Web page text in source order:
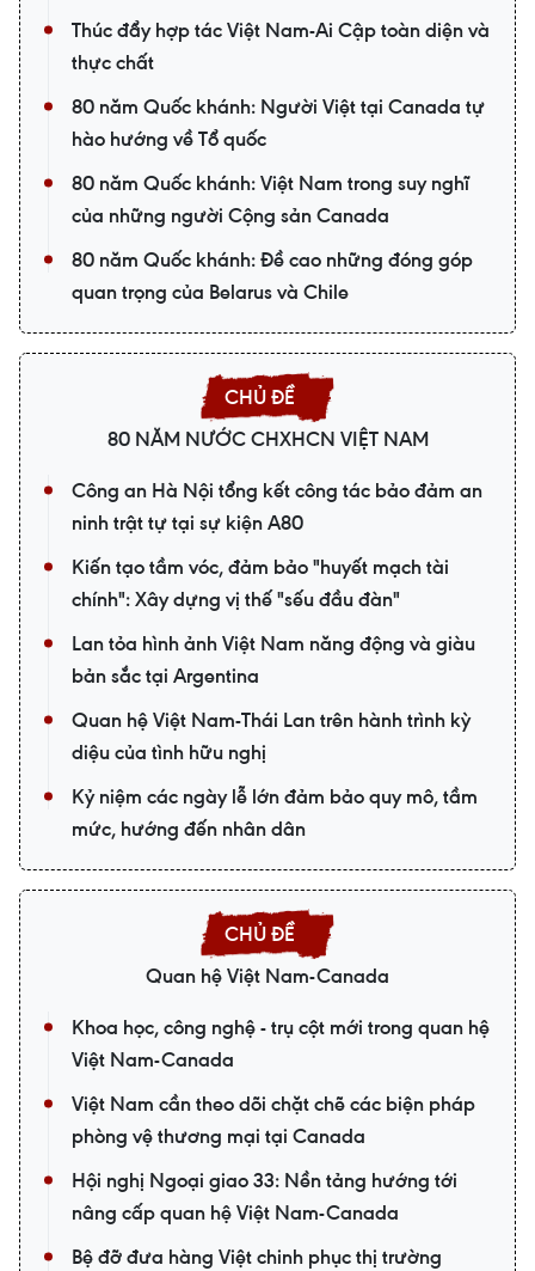
Thúc đẩy hợp tác Việt Nam-Ai Cập toàn diện và
thực chất
80 năm Quốc khánh: Người Việt tại Canada tự
hào hướng về Tổ quốc
80 năm Quốc khánh: Việt Nam trong suy nghĩ
của những người Cộng sản Canada
80 năm Quốc khánh: Đề cao những đóng góp
quan trọng của Belarus và Chile
80 NĂM NƯỚC CHXHCN VIỆT NAM
Công an Hà Nội tổng kết công tác bảo đảm an
ninh trật tự tại sự kiện A80
Kiến tạo tầm vóc, đảm bảo "huyết mạch tài
chính": Xây dựng vị thế "sếu đầu đàn"
Lan tỏa hình ảnh Việt Nam năng động và giàu
bản sắc tại Argentina
Quan hệ Việt Nam-Thái Lan trên hành trình kỳ
diệu của tình hữu nghị
Kỷ niệm các ngày lễ lớn đảm bảo quy mô, tầm
mức, hướng đến nhân dân
Quan hệ Việt Nam-Canada
Khoa học, công nghệ - trụ cột mới trong quan hệ
Việt Nam-Canada
Việt Nam cần theo dõi chặt chẽ các biện pháp
phòng vệ thương mại tại Canada
Hội nghị Ngoại giao 33: Nền tảng hướng tới
nâng cấp quan hệ Việt Nam-Canada
Bệ đỡ đưa hàng Việt chinh phục thị trường